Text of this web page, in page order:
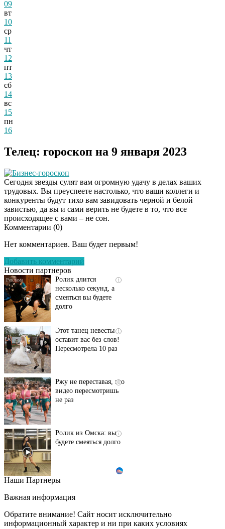
09
вт
10
ср
11
чт
12
пт
13
сб
14
вс
15
пн
16
Телец: гороскоп на 9 января 2023
Бизнес-гороскоп
Сегодня звезды сулят вам огромную удачу в делах ваших
трудовых. Вы преуспеете настолько, что ваши коллеги и
конкуренты будут тихо вам завидовать черной и белой
завистью, да вы и сами верить не будете в то, что все
происходящее с вами – не сон.
Комментарии (0)
Нет комментариев. Ваш будет первым!
Добавить комментарий
Новости партнеров
Скрытая камера на
люди вытворяют, когда
i
Ролик длится
несколько секунд, а
смеяться вы будете
долго
i
Этот танец невесты
оставит вас без слов!
Пересмотрела 10 раз
i
Ржу не переставая, это
видео пересмотришь
не раз
i
Ролик из Омска: вы
будете смеяться долго
"Потеряли стыд в
Поплавская вмазала
семейке Плющенко
Наши Партнеры
Важная информация
Обратите внимание! Сайт носит исключительно
информационный характер и ни при каких условиях